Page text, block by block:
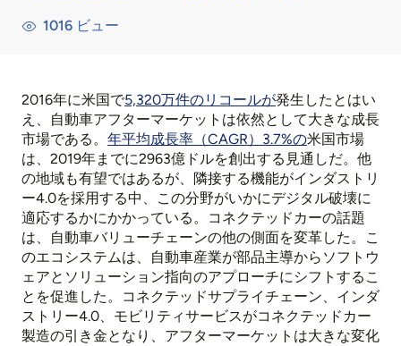
1016 ビュー
2016年に米国で5,320万件のリコールが発生したとはい
え、自動車アフターマーケットは依然として大きな成長
市場である。 年平均成長率（CAGR）3.7%の米国市場
は、2019年までに2963億ドルを創出する見通しだ。他
の地域も有望ではあるが、隣接する機能がインダストリ
ー4.0を採用する中、この分野がいかにデジタル破壊に
適応するかにかかっている。コネクテッドカーの話題
は、自動車バリューチェーンの他の側面を変革した。こ
のエコシステムは、自動車産業が部品主導からソフトウ
ェアとソリューション指向のアプローチにシフトするこ
とを促進した。コネクテッドサプライチェーン、インダ
ストリー4.0、モビリティサービスがコネクテッドカー
製造の引き金となり、アフターマーケットは大きな変化